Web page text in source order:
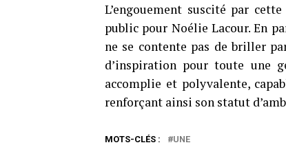
L’engouement suscité par
public pour Noélie Lacour. En
ne se contente pas de briller
d’inspiration pour toute une
accomplie et polyvalente,
renforçant ainsi son statut
MOTS-CLÉS : UNE